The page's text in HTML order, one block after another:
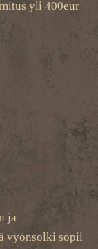
yli 400eur
ja
vyönsolki sopii